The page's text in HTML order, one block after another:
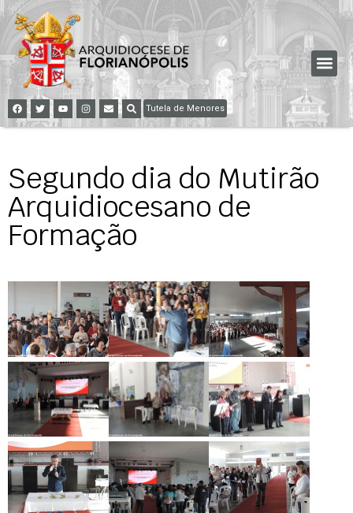
Tutela de Menores
Segundo dia do Mutirão
Arquidiocesano de
Formação